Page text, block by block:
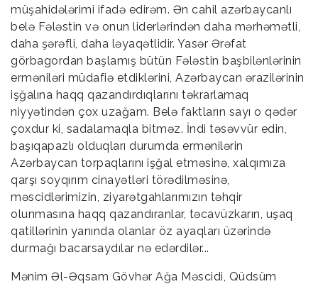
müşahidələrimi ifadə edirəm. Ən cahil azərbaycanlı
belə Fələstin və onun liderlərindən daha mərhəmətli,
daha şərəfli, daha ləyaqətlidir. Yasər Ərəfat
görbagordan başlamış bütün Fələstin başbilənlərinin
erməniləri müdafiə etdiklərini, Azərbaycan ərazilərinin
işğalına haqq qazandırdıqlarını təkrarlamaq
niyyətindən çox uzağam. Belə faktların sayı o qədər
çoxdur ki, sadalamaqla bitməz. İndi təsəvvür edin,
başıqapazlı olduqları durumda ermənilərin
Azərbaycan torpaqlarını işğal etməsinə, xalqımıza
qarşı soyqırım cinayətləri törədilməsinə,
məscidlərimizin, ziyarətgahlarımızın təhqir
olunmasına haqq qazandıranlar, təcavüzkarın, uşaq
qatillərinin yanında olanlar öz ayaqları üzərində
durmağı bacarsaydılar nə edərdilər...
Mənim Əl-Əqsam Gövhər Ağa Məscidi, Qüdsüm